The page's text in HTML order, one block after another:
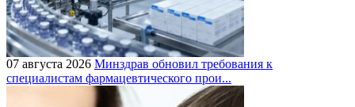
07 августа 2026 Минздрав обновил требования к
специалистам фармацевтического прои...